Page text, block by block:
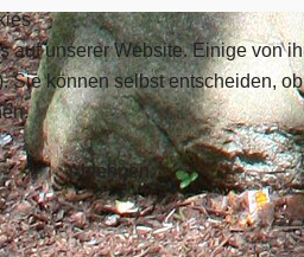
wurden keine Events gefunden
auf unserer Website. Einige von
Sie können selbst entscheiden,
Ablehnen